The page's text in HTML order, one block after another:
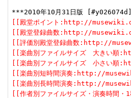
[[殿堂ポイント:http://
[[殿堂登録曲数:http://
[[評価別殿堂登録曲数:http://
[[楽曲別ファイルサイズ　大き
[[楽曲別ファイルサイズ　小さ
[[楽曲別短時間演奏:http://
[[楽曲別長時間演奏:http://
[[作者別ファイルサイズ・演奏